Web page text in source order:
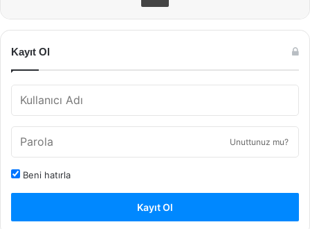
Kayıt Ol
Unuttunuz mu?
Beni hatırla
Kayıt Ol